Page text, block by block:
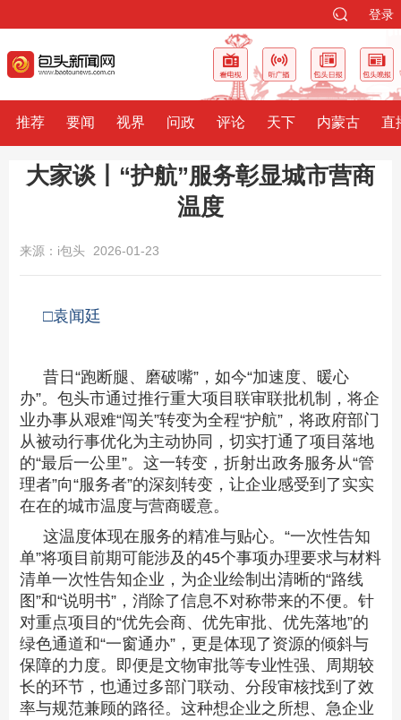
登录
推荐 要闻 视界 问政 评论 天下 内蒙古 直
大家谈丨“护航”服务彰显城市营商
温度
来源：i包头 2026-01-23
□袁闻廷
昔日“跑断腿、磨破嘴”，如今“加速度、暖心
办”。包头市通过推行重大项目联审联批机制，将企
业办事从艰难“闯关”转变为全程“护航”，将政府部门
从被动行事优化为主动协同，切实打通了项目落地
的“最后一公里”。这一转变，折射出政务服务从“管
理者”向“服务者”的深刻转变，让企业感受到了实实
在在的城市温度与营商暖意。
这温度体现在服务的精准与贴心。“一次性告知
单”将项目前期可能涉及的45个事项办理要求与材料
清单一次性告知企业，为企业绘制出清晰的“路线
图”和“说明书”，消除了信息不对称带来的不便。针
对重点项目的“优先会商、优先审批、优先落地”的
绿色通道和“一窗通办”，更是体现了资源的倾斜与
保障的力度。即便是文物审批等专业性强、周期较
长的环节，也通过多部门联动、分段审核找到了效
率与规范兼顾的路径。这种想企业之所想、急企业